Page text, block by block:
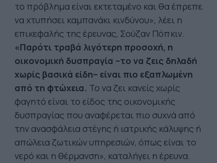
το πρόβλημα είναι εκτεταμένο και θα έπρεπε
να χτυπήσει καμπανάκι κινδύνου», λέει η
επικεφαλής της έρευνας, Σούζαν Πόπκιν.
«Παρότι τραβά λιγότερη προσοχή, η
οικονομική δυσπραγία –το να ζεις δηλαδή
χωρίς βασικά είδη– είναι πιο εξαπλωμένη
από τη φτώχεια. Το να ζει κανείς χωρίς
φαγητό είναι το είδος της οικονομικής
δυσπραγίας που αναφέρεται πιο συχνά από
την ανασφάλεια στέγης ή ιατρικής κάλυψης ή
απώλεια ζωτικών υπηρεσιών, όπως είναι το
νερό και η θέρμανση», καταλήγει η έρευνα.